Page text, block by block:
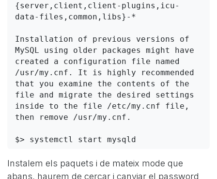
{server,client,client-plugins,icu-
data-files,common,libs}-*
Installation of previous versions of
MySQL using older packages might have
created a configuration file named
/usr/my.cnf. It is highly recommended
that you examine the contents of the
file and migrate the desired settings
inside to the file /etc/my.cnf file,
then remove /usr/my.cnf.
Instalem els paquets i de mateix mode que
abans, haurem de cercar i canviar el password